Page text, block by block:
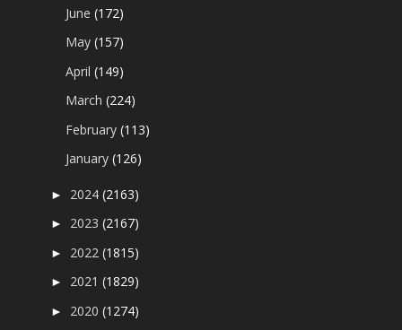
June(172)
May(157)
April(149)
March(224)
February(113)
January(126)
► 2024(2163)
► 2023(2167)
► 2022(1815)
► 2021(1829)
► 2020(1274)